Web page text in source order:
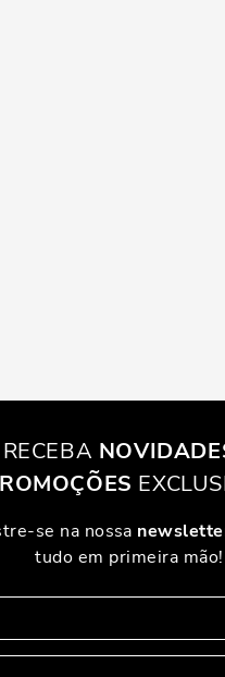
RECEBA
se na nossa
tudo em primeira mão!